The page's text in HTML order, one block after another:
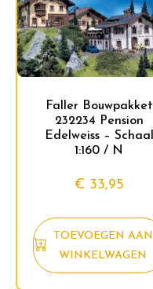
Faller Bouwpakket
232234 Pension
Edelweiss – Schaal
1:160 / N
€ 33,95
TOEVOEGEN AAN
WINKELWAGEN